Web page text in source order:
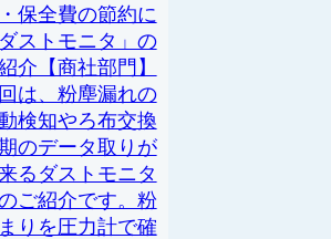
保全費の節約に
ダストモニタ」の
介【商社部門】
は、粉塵漏れの
検知やろ布交換
のデータ取りが
るダストモニタ
ご紹介です。粉
りを圧力計で確